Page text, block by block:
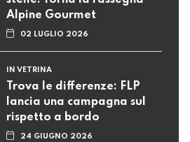
Alpine Gourmet
02 LUGLIO 2026
IN VETRINA
Trova le differenze: FLP
lancia una campagna sul
rispetto a bordo
24 GIUGNO 2026